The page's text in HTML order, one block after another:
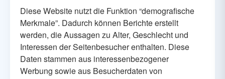
Diese Website nutzt die Funktion “demografische
Merkmale”. Dadurch können Berichte erstellt
werden, die Aussagen zu Alter, Geschlecht und
Interessen der Seitenbesucher enthalten. Diese
Daten stammen aus interessenbezogener
Werbung sowie aus Besucherdaten von